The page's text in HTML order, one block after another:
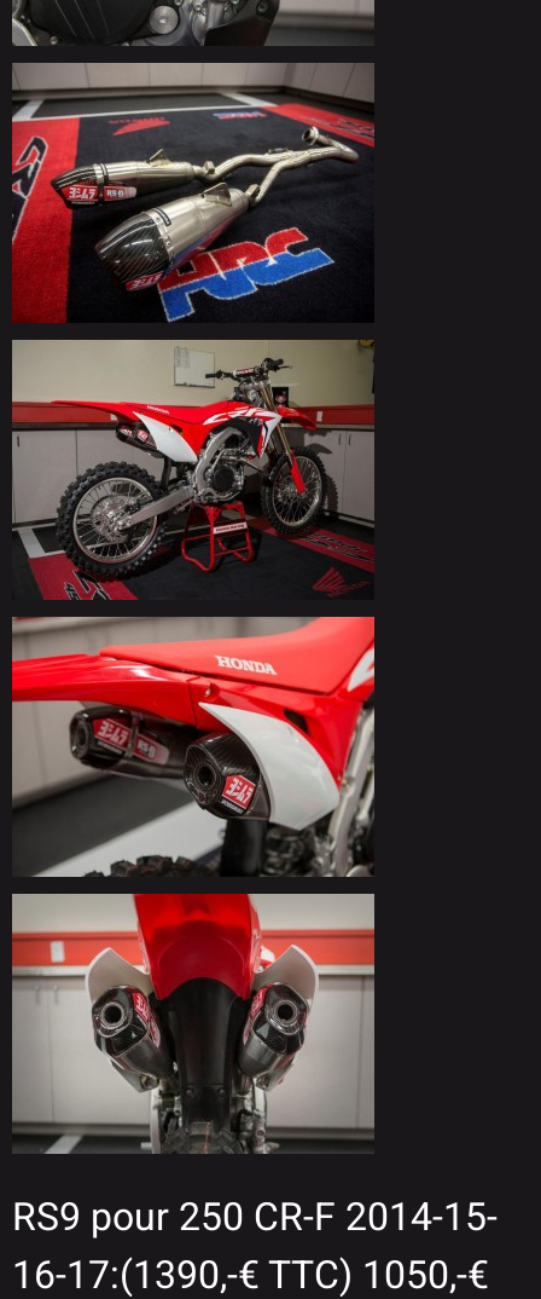
RS9 pour 250 CR-F 2014-15-
16-17:(1390,-€ TTC) 1050,-€